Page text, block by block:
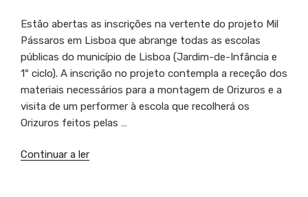
Estão abertas as inscrições na vertente do projeto Mil
Pássaros em Lisboa que abrange todas as escolas
públicas do município de Lisboa (Jardim-de-Infância e
1º ciclo). A inscrição no projeto contempla a receção dos
materiais necessários para a montagem de Orizuros e a
visita de um performer à escola que recolherá os
Orizuros feitos pelas …
Continuar a ler“Mil